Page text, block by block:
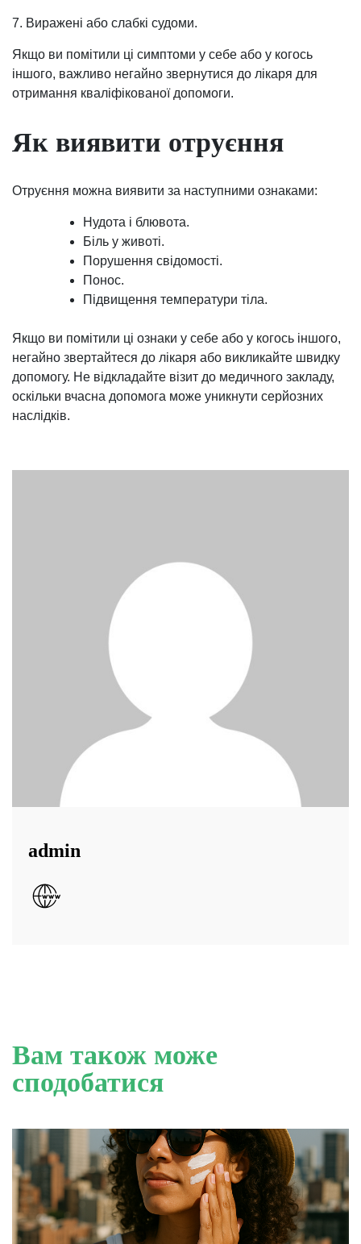
7. Виражені або слабкі судоми.
Якщо ви помітили ці симптоми у себе або у когось
іншого, важливо негайно звернутися до лікаря для
отримання кваліфікованої допомоги.
Як виявити отруєння
Отруєння можна виявити за наступними ознаками:
Нудота і блювота.
Біль у животі.
Порушення свідомості.
Понос.
Підвищення температури тіла.
Якщо ви помітили ці ознаки у себе або у когось іншого,
негайно звертайтеся до лікаря або викликайте швидку
допомогу. Не відкладайте візит до медичного закладу,
оскільки вчасна допомога може уникнути серйозних
наслідків.
admin
Вам також може
сподобатися